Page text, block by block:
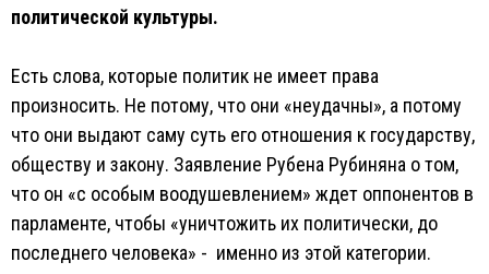
политической культуры.
Есть слова, которые политик не имеет права
произносить. Не потому, что они «неудачны», а потому
что они выдают саму суть его отношения к государству,
обществу и закону. Заявление Рубена Рубиняна о том,
что он «с особым воодушевлением» ждет оппонентов в
парламенте, чтобы «уничтожить их политически, до
последнего человека» - именно из этой категории.